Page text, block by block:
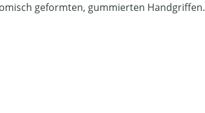
geformten, gummierten Handgriffen.